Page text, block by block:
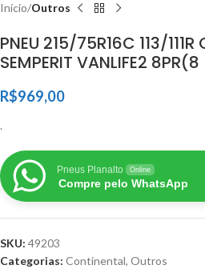
Início Outros
PNEU 215/75R16C 113/111R
SEMPERIT VANLIFE2 8PR(8
R$969,00
.
Pneus Planalto Online
Compre pelo WhatsApp
SKU: 49203
Categorias: Continental, Outros